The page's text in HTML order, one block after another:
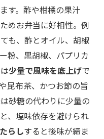
す。酢や柑橘の果汁
めお弁当に好相性。例
も、酢とオイル、胡椒
粉、黒胡椒、パプリカ
少量で風味を底上げで
昆布茶、かつお節の旨
砂糖の代わりに少量の
、塩味依存を避けられ
らしすると後味が締ま